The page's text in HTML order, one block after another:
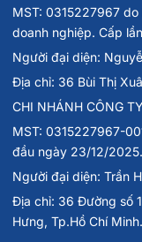
MST: 0315227967
doanh nghiệp. Cấp
Người đại diện:
Địa chỉ: 36 Bùi Thị
CHI NHÁNH CÔNG
MST: 0315227967-
đầu ngày 23/12/2025.
Người đại diện: Trần
Địa chỉ: 36 Đường số
Hưng, Tp.Hồ Chí Minh.